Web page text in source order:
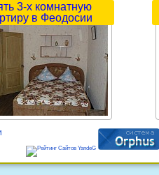
3-х комнатную
в Феодосии